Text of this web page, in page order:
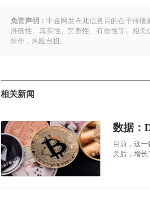
免责声明： 中金网发布此信息目的在于传
准确性、真实性、完整性、有效性等。相
操作，风险自担。
相关新闻
目前，这
关后，增